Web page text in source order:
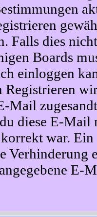
Falls dies
Boards
einloggen
Mail
diese E-Mail
war.
Verhinderung